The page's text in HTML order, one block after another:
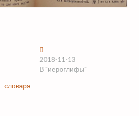
𧥛
2018-11-13
В "иероглифы"